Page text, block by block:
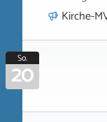
Kirche-
So.
20